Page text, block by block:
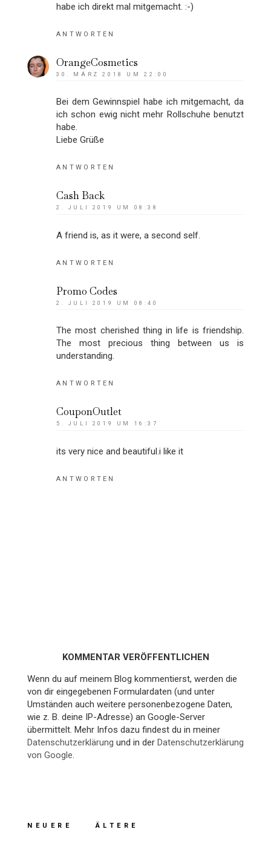
habe ich direkt mal mitgemacht. :-)
ANTWORTEN
OrangeCosmetics
30. MÄRZ 2018 UM 22:00
Bei dem Gewinnspiel habe ich mitgemacht, da
ich schon ewig nicht mehr Rollschuhe benutzt
habe.
Liebe Grüße
ANTWORTEN
Cash Back
2. JULI 2019 UM 08:38
A friend is, as it were, a second self.
ANTWORTEN
Promo Codes
2. JULI 2019 UM 08:40
The most cherished thing in life is friendship.
The most precious thing between us is
understanding.
ANTWORTEN
CouponOutlet
5. JULI 2019 UM 16:37
its very nice and beautiful.i like it
ANTWORTEN
KOMMENTAR VERÖFFENTLICHEN
Wenn du auf meinem Blog kommentierst, werden die
von dir eingegebenen Formulardaten (und unter
Umständen auch weitere personenbezogene Daten,
wie z. B. deine IP-Adresse) an Google-Server
übermittelt. Mehr Infos dazu findest du in meiner
Datenschutzerklärung und in der Datenschutzerklärung
von Google.
NEUERE ÄLTERE